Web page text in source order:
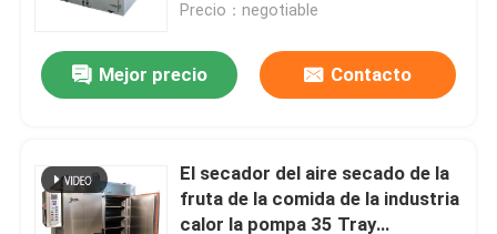
Viaje de la fábrica
Contacto los E.E.U.U.
Precio：negotiable
Mejor precio Contacto
El secador del aire secado de la
fruta de la comida de la industria
calor la pompa 35 Tray